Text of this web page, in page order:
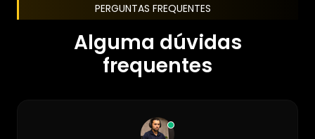
PERGUNTAS FREQUENTES
Alguma dúvidas
frequentes